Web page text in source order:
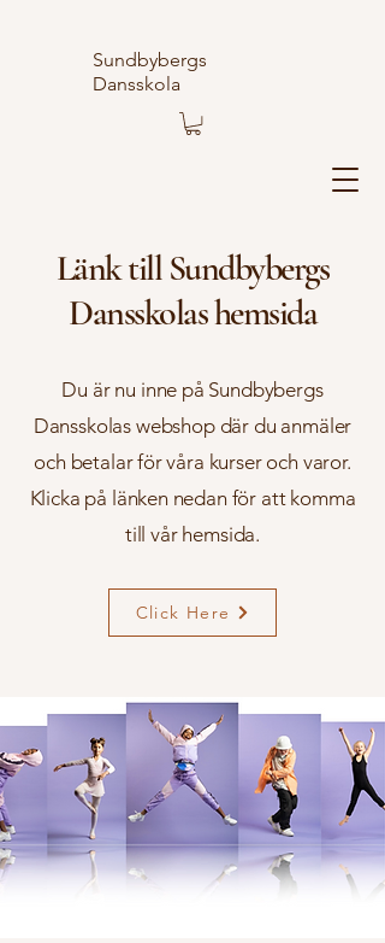
Sundbybergs
Dansskola
Länk till Sundbybergs
Dansskolas hemsida
Du är nu inne på Sundbybergs
Dansskolas webshop där du anmäler
och betalar för våra kurser och varor.
Klicka på länken nedan för att komma
till vår hemsida.
Click Here